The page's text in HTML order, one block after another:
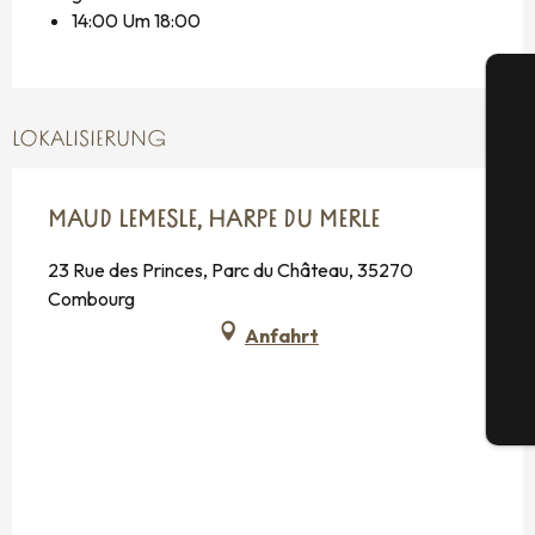
14:00 Um 18:00
LOKALISIERUNG
MAUD LEMESLE, HARPE DU MERLE
23 Rue des Princes, Parc du Château, 35270
Combourg
Anfahrt